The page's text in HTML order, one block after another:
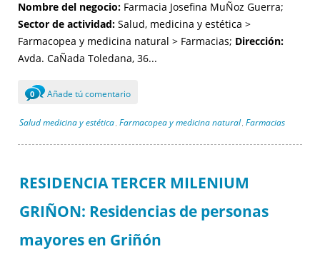
Nombre del negocio: Farmacia Josefina MuÑoz Guerra;
Sector de actividad: Salud, medicina y estética >
Farmacopea y medicina natural > Farmacias; Dirección:
Avda. CaÑada Toledana, 36...
0 Añade tú comentario
Salud medicina y estética , Farmacopea y medicina natural , Farmacias
RESIDENCIA TERCER MILENIUM
GRIÑON: Residencias de personas
mayores en Griñón